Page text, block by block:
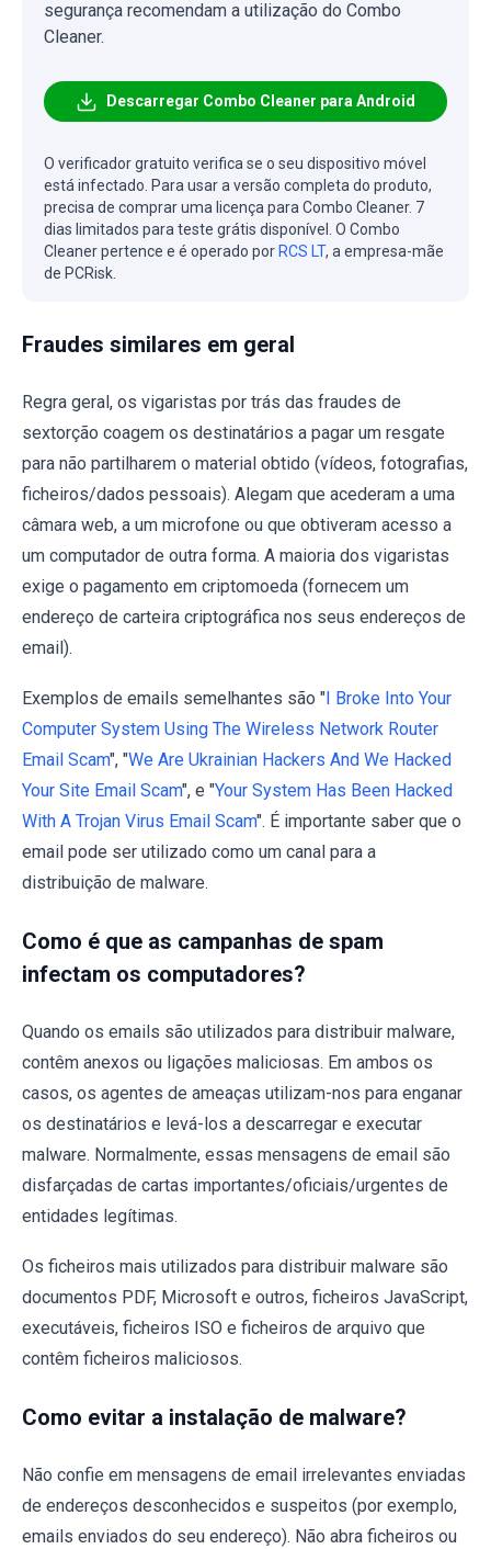
segurança recomendam a utilização do Combo
Cleaner.
Descarregar Combo Cleaner para Android
O verificador gratuito verifica se o seu dispositivo móvel
está infectado. Para usar a versão completa do produto,
precisa de comprar uma licença para Combo Cleaner. 7
dias limitados para teste grátis disponível. O Combo
Cleaner pertence e é operado por RCS LT, a empresa-mãe
de PCRisk.
Fraudes similares em geral
Regra geral, os vigaristas por trás das fraudes de
sextorção coagem os destinatários a pagar um resgate
para não partilharem o material obtido (vídeos, fotografias,
ficheiros/dados pessoais). Alegam que acederam a uma
câmara web, a um microfone ou que obtiveram acesso a
um computador de outra forma. A maioria dos vigaristas
exige o pagamento em criptomoeda (fornecem um
endereço de carteira criptográfica nos seus endereços de
email).
Exemplos de emails semelhantes são " I Broke Into Your
Computer System Using The Wireless Network Router
Email Scam", "We Are Ukrainian Hackers And We Hacked
Your Site Email Scam", e "Your System Has Been Hacked
With A Trojan Virus Email Scam". É importante saber que o
email pode ser utilizado como um canal para a
distribuição de malware.
Como é que as campanhas de spam
infectam os computadores?
Quando os emails são utilizados para distribuir malware,
contêm anexos ou ligações maliciosas. Em ambos os
casos, os agentes de ameaças utilizam-nos para enganar
os destinatários e levá-los a descarregar e executar
malware. Normalmente, essas mensagens de email são
disfarçadas de cartas importantes/oficiais/urgentes de
entidades legítimas.
Os ficheiros mais utilizados para distribuir malware são
documentos PDF, Microsoft e outros, ficheiros JavaScript,
executáveis, ficheiros ISO e ficheiros de arquivo que
contêm ficheiros maliciosos.
Como evitar a instalação de malware?
Não confie em mensagens de email irrelevantes enviadas
de endereços desconhecidos e suspeitos (por exemplo,
emails enviados do seu endereço). Não abra ficheiros ou